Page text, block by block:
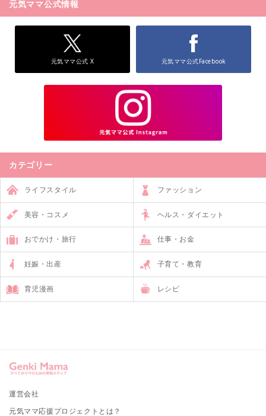
元気ママ公式情報
元気ママ公式 X 元気ママ公式Facebook
カテゴリー
ライフスタイル ファッション
美容・コスメ ヘルス・ダイエット
おでかけ・旅行 仕事・お金
妊娠・出産 子育て・教育
育児漫画 レシピ
運営会社
元気ママ応援プロジェクトとは？